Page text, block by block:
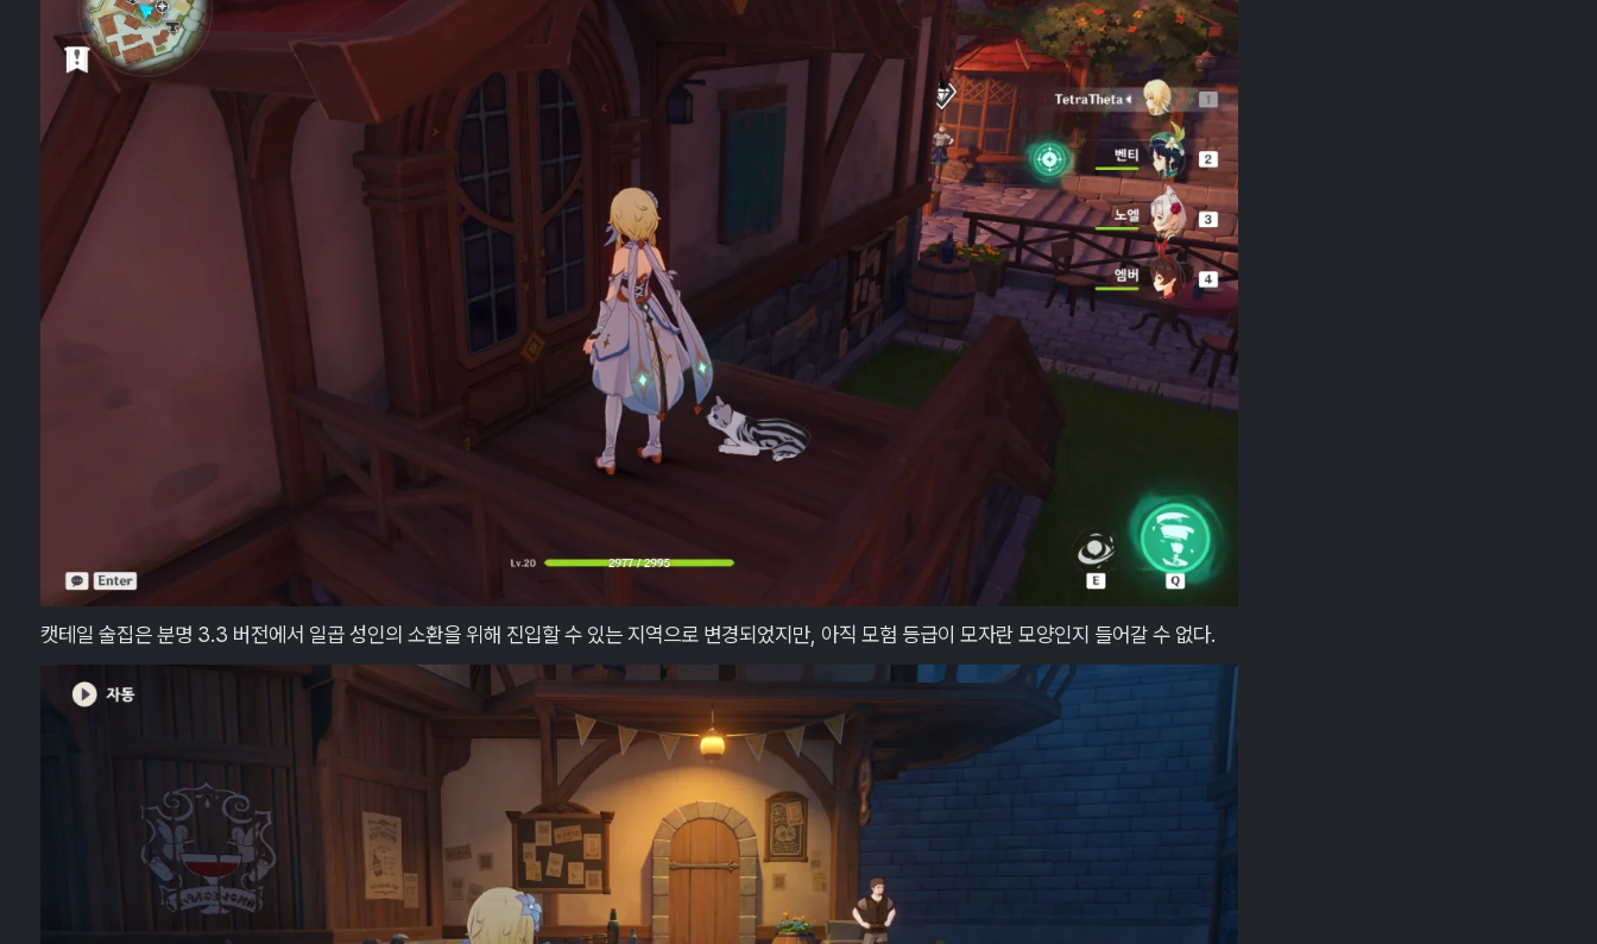
캣테일 술집은 분명 3.3 버전에서 일곱 성인의 소환을 위해 진입할 수 있는 지역으로 변경되었지만, 아직 모험 등급이 모자란 모양인지 들어갈 수 없다.